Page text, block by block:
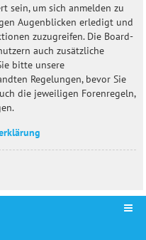
sein, um sich anmelden zu
Augenblicken erledigt und
zuzugreifen. Die Board-
auch zusätzliche
bitte unsere
Regelungen, bevor Sie
die jeweiligen Forenregeln,